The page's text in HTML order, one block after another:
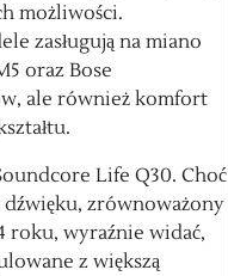
możliwości.
zasługują na miano
oraz Bose
ale również komfort
Life Q30. Choć
zrównoważony
roku, wyraźnie widać,
z większą